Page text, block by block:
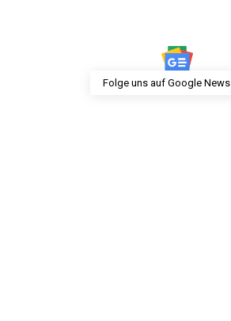
Folge uns auf Google News